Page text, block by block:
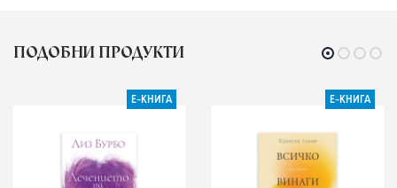
ПОДОБНИ ПРОДУКТИ
Е-КНИГА Е-КНИГА